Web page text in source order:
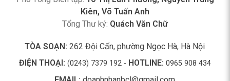
Kiên, Võ Tuấn Anh
Tổng Thư ký: Quách Văn Chữ
TÒA SOẠN: 262 Đội Cấn, phường Ngọc Hà, Hà Nội
ĐIỆN THOẠI: (0243) 7379 192 - HOTLINE: 0965 908 434